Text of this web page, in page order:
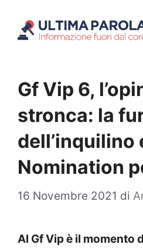
Gf Vip 6,
stronca: la
dell’inquilino
Nomination
16 Novembre 2021 di
Al Gf Vip è il momento